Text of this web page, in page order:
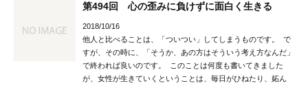
第494回 心の歪みに負けずに面白く生きる
2018/10/16
他人と比べることは、「ついつい」してしまうものです。 で
すが、その時に、「そうか、あの方はそういう考え方なんだ」
で終われば良いのです。 このことは何度も書いてきました
が、女性が生きていくということは、毎日がひねたり、妬ん